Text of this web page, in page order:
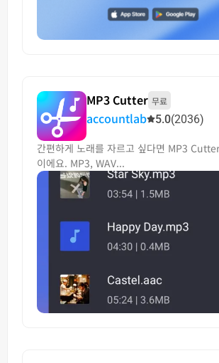
MP3 Cutter 무료
accountlab 5.0(2036)
간편하게 노래를 자르고 싶다면 MP3
이에요. MP3, WAV...